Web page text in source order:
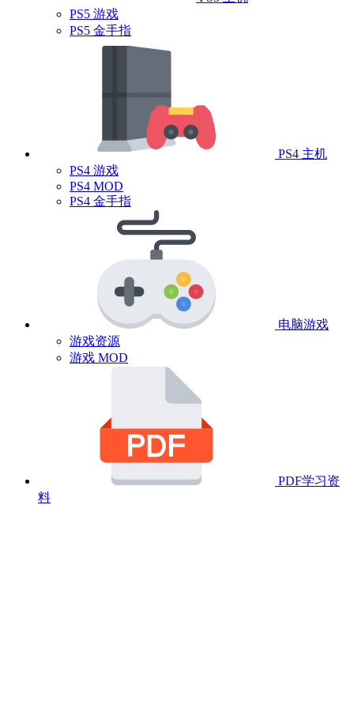
PS5 游戏
PS5 金手指
PS4 主机
PS4 游戏
PS4 MOD
PS4 金手指
电脑游戏
游戏资源
游戏 MOD
PDF学习资
料